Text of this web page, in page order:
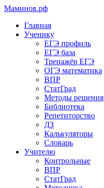
Маминов.рф
Главная
Ученику
ЕГЭ профиль
ЕГЭ база
Тренажёр ЕГЭ
ОГЭ математика
ВПР
СтатГрад
Методы решения
Библиотека
Репетиторство
ДЗ
Калькуляторы
Словарь
Учителю
Контрольные
ВПР
СтатГрад